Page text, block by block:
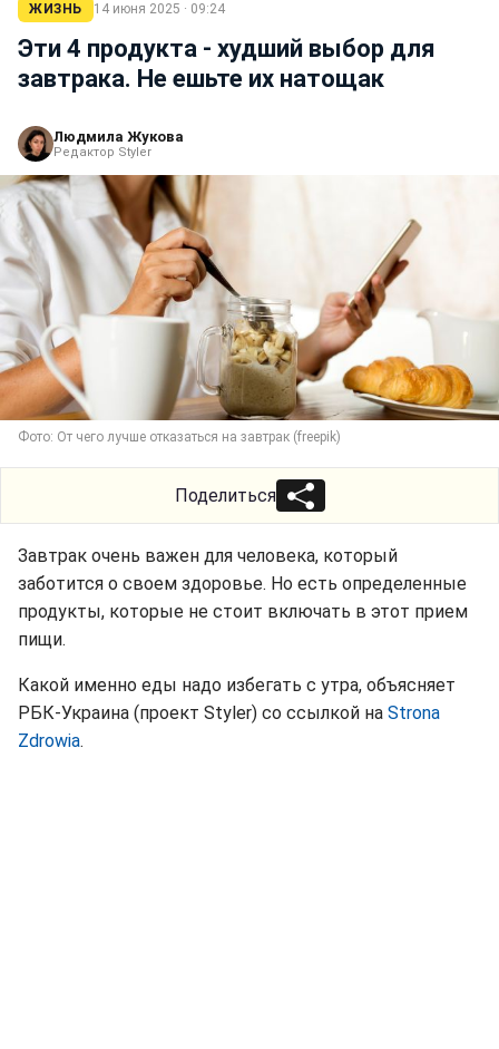
ЖИЗНЬ 14 июня 2025 · 09:24
Эти 4 продукта - худший выбор для
завтрака. Не ешьте их натощак
Людмила Жукова
Редактор Styler
Фото: От чего лучше отказаться на завтрак (freepik)
Поделиться
Завтрак очень важен для человека, который
заботится о своем здоровье. Но есть определенные
продукты, которые не стоит включать в этот прием
пищи.
Какой именно еды надо избегать с утра, объясняет
РБК-Украина (проект Styler) со ссылкой на Strona
Zdrowia.